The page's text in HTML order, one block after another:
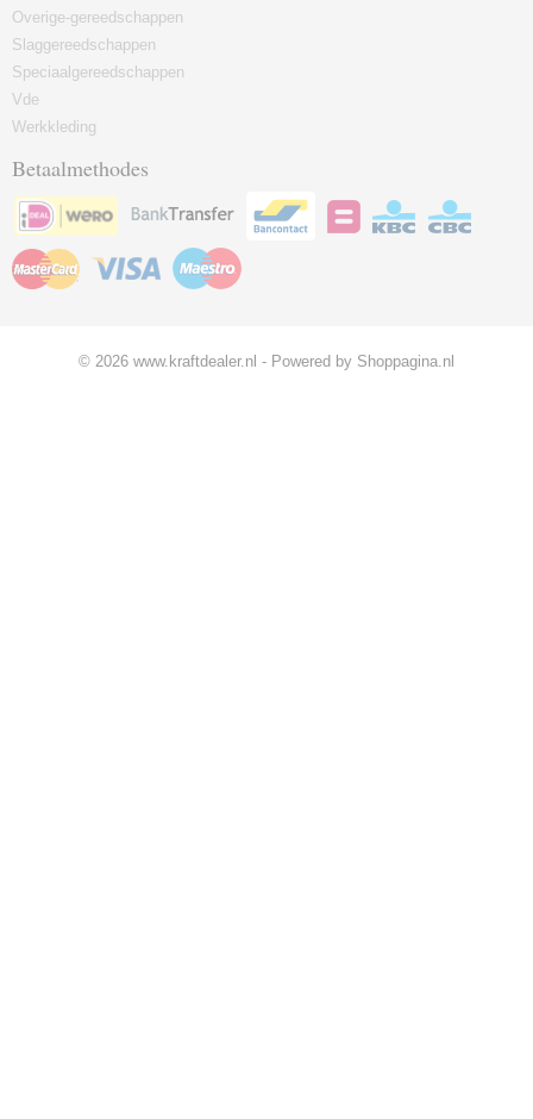
Overige-gereedschappen
Slaggereedschappen
Speciaalgereedschappen
Vde
Werkkleding
Betaalmethodes
© 2026 www.kraftdealer.nl - Powered by Shoppagina.nl